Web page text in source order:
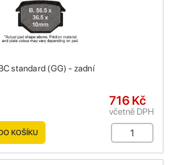
standard (GG) - zadní
716 Kč
včetně DPH
KOŠÍKU